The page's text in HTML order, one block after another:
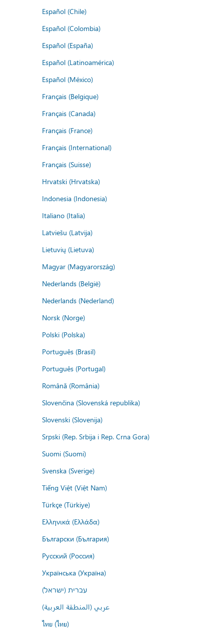
Español (Chile)
Español (Colombia)
Español (España)
Español (Latinoamérica)
Español (México)
Français (Belgique)
Français (Canada)
Français (France)
Français (International)
Français (Suisse)
Hrvatski (Hrvatska)
Indonesia (Indonesia)
Italiano (Italia)
Latviešu (Latvija)
Lietuvių (Lietuva)
Magyar (Magyarország)
Nederlands (België)
Nederlands (Nederland)
Norsk (Norge)
Polski (Polska)
Português (Brasil)
Português (Portugal)
Română (România)
Slovenčina (Slovenská republika)
Slovenski (Slovenija)
Srpski (Rep. Srbija i Rep. Crna Gora)
Suomi (Suomi)
Svenska (Sverige)
Tiếng Việt (Việt Nam)
Türkçe (Türkiye)
Ελληνικά (Ελλάδα)
Български (България)
Русский (Россия)
Українська (Україна)
עברית (ישראל)
عربي (المنطقة العربية)
ไทย (ไทย)